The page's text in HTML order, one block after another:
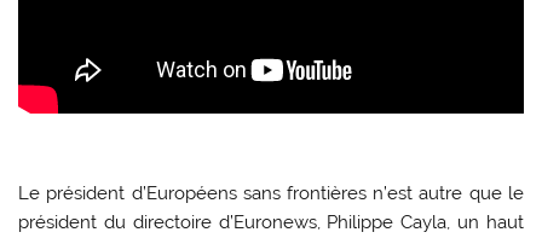
Le président d’Européens sans frontières n’est autre que le
président du directoire d’Euronews, Philippe Cayla, un haut